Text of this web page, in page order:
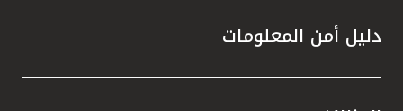
دليل أمن المعلومات